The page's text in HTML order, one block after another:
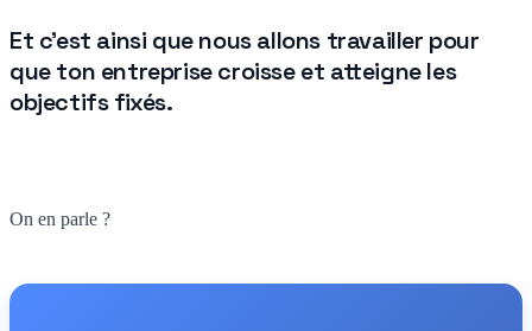
Et c'est ainsi que nous allons travailler pour
que ton entreprise croisse et atteigne les
objectifs fixés.
On en parle ?